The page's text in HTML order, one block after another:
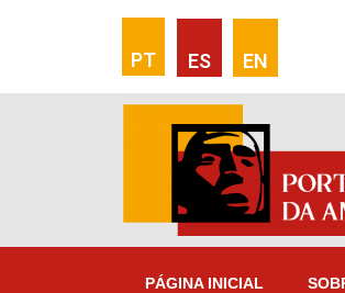
PT ES EN
PÁGINA INICIAL